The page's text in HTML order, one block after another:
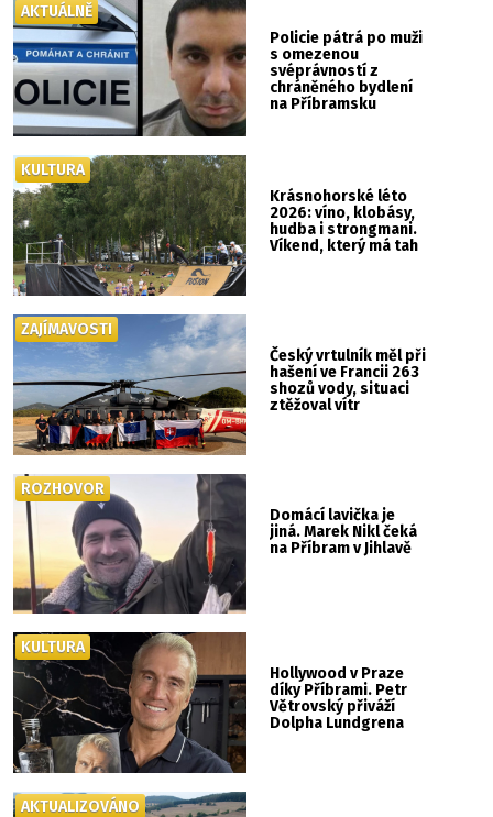
Policie pátrá po muži
s omezenou
svéprávností z
chráněného bydlení
na Příbramsku
AKTUÁLNĚ
Krásnohorské léto
2026: víno, klobásy,
hudba i strongmani.
Víkend, který má tah
KULTURA
Český vrtulník měl při
hašení ve Francii 263
shozů vody, situaci
ztěžoval vítr
ZAJÍMAVOSTI
Domácí lavička je
jiná. Marek Nikl čeká
na Příbram v Jihlavě
ROZHOVOR
Hollywood v Praze
díky Příbrami. Petr
Větrovský přiváží
Dolpha Lundgrena
KULTURA
AKTUALIZOVÁNO